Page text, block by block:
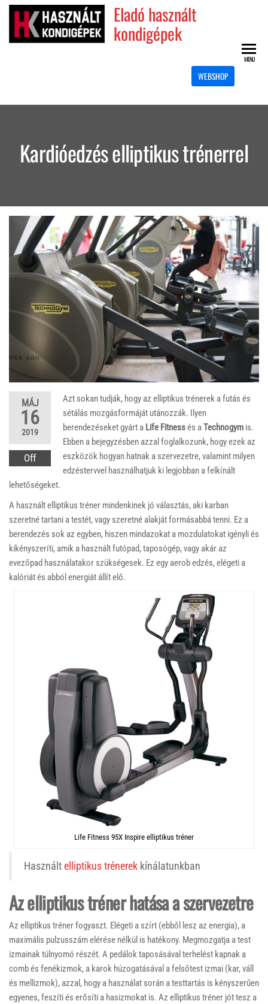
Skip
Eladó használt
kondigépek
WEBSHOP
MENU
Kardióedzés elliptikus trénerrel
MÁJ
16
2019
Off
Azt sokan tudják, hogy az elliptikus trénerek a futás és
sétálás mozgásformáját utánozzák. Ilyen
berendezéseket gyárt a Life Fitnessés aTechnogym is.
Ebben a bejegyzésben azzal foglalkozunk, hogy ezek az
eszközök hogyan hatnak a szervezetre, valamint milyen
edzéstervvel használhatjuk ki legjobban a felkínált
lehetőségeket.
A használt elliptikus tréner mindenkinek jó választás, aki karban
szeretné tartani a testét, vagy szeretné alakját formásabbá tenni. Ez a
berendezés sok az egyben, hiszen mindazokat a mozdulatokat igényli és
kikényszeríti, amik a használt futópad, taposógép, vagy akár az
evezőpad használatakor szükségesek. Ez egy aerob edzés, elégeti a
kalóriát és abból energiát állít elő.
Life Fitness 95X Inspire elliptikus tréner
Használt elliptikus trénerek kínálatunkban
Az elliptikus tréner hatása a szervezetre
Az elliptikus tréner fogyaszt. Elégeti a szírt (ebből lesz az energia), a
maximális pulzusszám elérése nélkül is hatékony. Megmozgatja a test
izmainak túlnyomó részét. A pedálok taposásával terhelést kapnak a
comb és fenékizmok, a karok húzogatásával a felsőtest izmai (kar, váll
és mellizmok), azzal, hogy a használat során a testtartás is kényszerűen
egyenes, feszíti és erősíti a hasizmokat is. Az elliptikus tréner jót tesz a